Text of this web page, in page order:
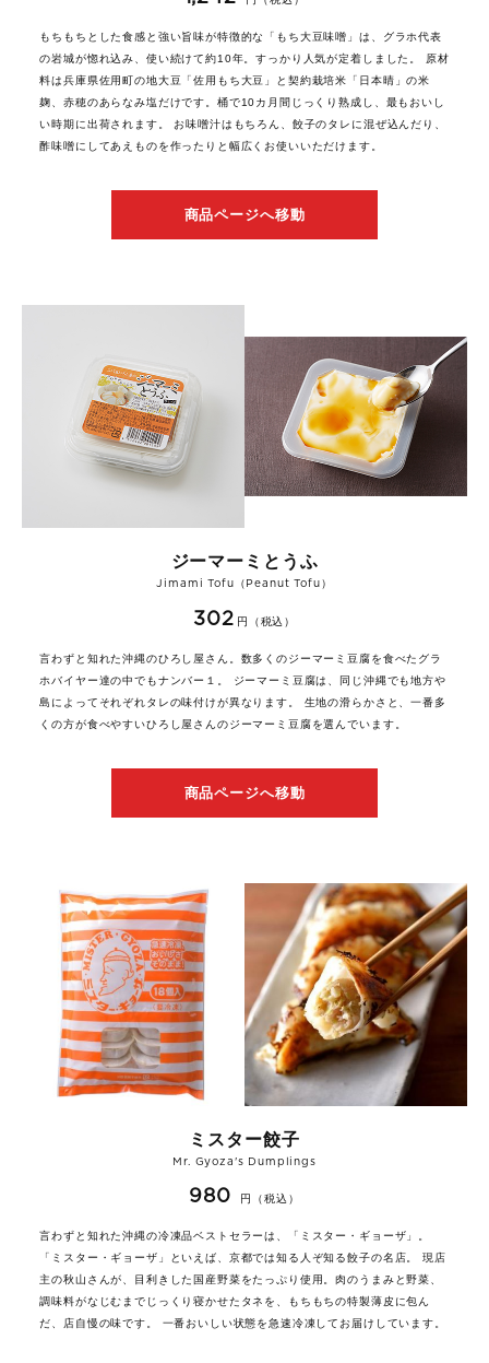
もちもちとした食感と強い旨味が特徴的な「もち大豆味噌」は、グラホ代表
の岩城が惚れ込み、使い続けて約10年。すっかり人気が定着しました。 原材
料は兵庫県佐用町の地大豆「佐用もち大豆」と契約栽培米「日本晴」の米
麹、赤穂のあらなみ塩だけです。桶で10カ月間じっくり熟成し、最もおいし
い時期に出荷されます。 お味噌汁はもちろん、餃子のタレに混ぜ込んだり、
酢味噌にしてあえものを作ったりと幅広くお使いいただけます。
商品ページへ移動
ジーマーミとうふ
Jimami Tofu（Peanut Tofu）
302 円（税込）
言わずと知れた沖縄のひろし屋さん。数多くのジーマーミ豆腐を食べたグラ
ホバイヤー達の中でもナンバー１。 ジーマーミ豆腐は、同じ沖縄でも地方や
島によってそれぞれタレの味付けが異なります。 生地の滑らかさと、一番多
くの方が食べやすいひろし屋さんのジーマーミ豆腐を選んでいます。
商品ページへ移動
ミスター餃子
Mr. Gyoza's Dumplings
980 円（税込）
言わずと知れた沖縄の冷凍品ベストセラーは、「ミスター・ギョーザ」。
「ミスター・ギョーザ」といえば、京都では知る人ぞ知る餃子の名店。 現店
主の秋山さんが、目利きした国産野菜をたっぷり使用。肉のうまみと野菜、
調味料がなじむまでじっくり寝かせたタネを、もちもちの特製薄皮に包ん
だ、店自慢の味です。 一番おいしい状態を急速冷凍してお届けしています。